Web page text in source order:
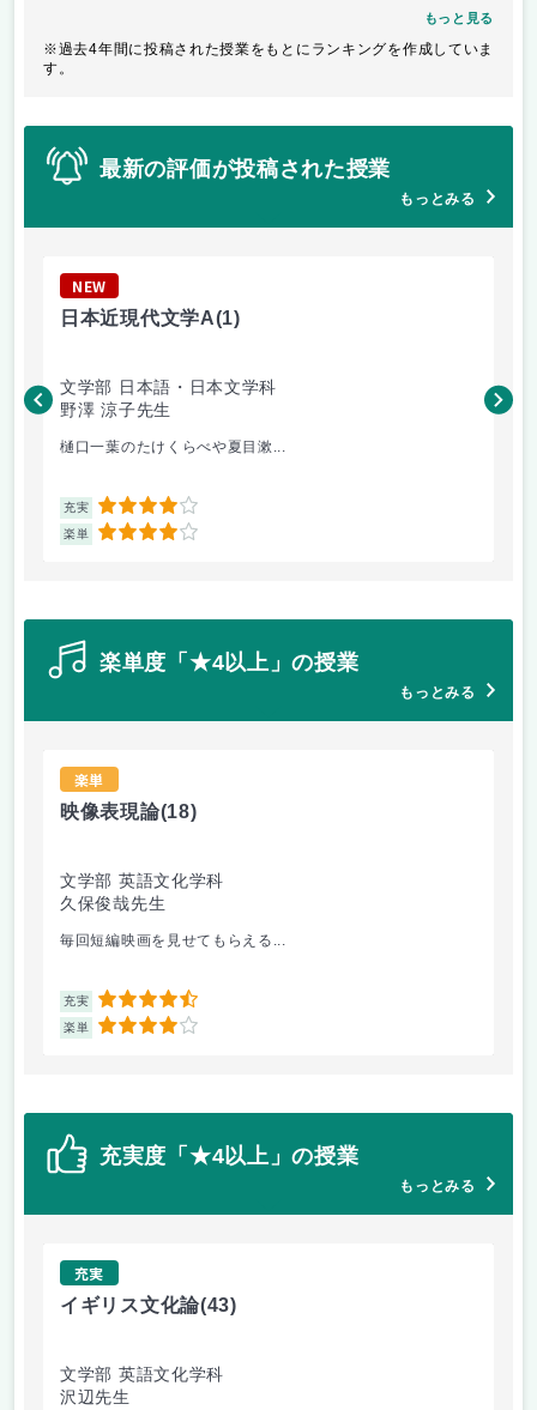
もっと見る
※過去4年間に投稿された授業をもとにランキングを作成していま
す。
最新の評価が投稿された授業
もっとみる
NEW
日本近現代文学A(1)
文学部 日本語・日本文学科
野澤 涼子先生
樋口一葉のたけくらべや夏目漱...
充実 4
楽単 4
云
楽単度「★4以上」の授業
もっとみる
楽単
映像表現論(18)
文学部 英語文化学科
久保俊哉先生
毎回短編映画を見せてもらえる...
充実 4.5
楽単 4
充実度「★4以上」の授業
もっとみる
充実
イギリス文化論(43)
文学部 英語文化学科
沢辺先生